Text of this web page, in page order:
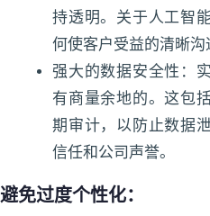
持透明。关于人工智
何使客户受益的清晰沟
强大的数据安全性：
有商量余地的。这包
期审计，以防止数据
信任和公司声誉。
避免过度个性化：